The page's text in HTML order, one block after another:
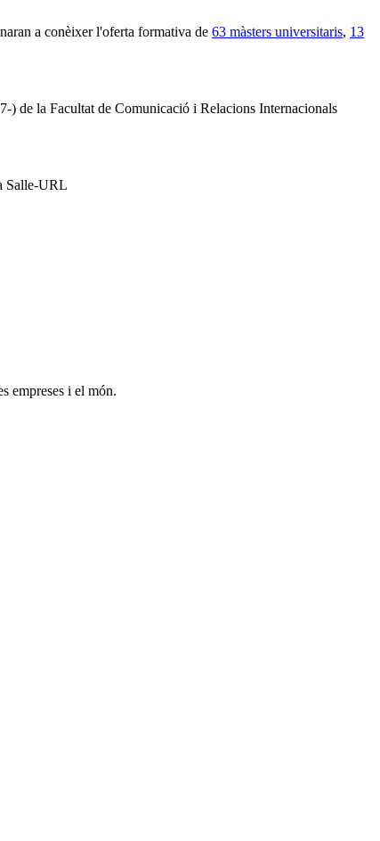
a conèixer l'oferta formativa de 63 màsters universitaris, 13
de la Facultat de Comunicació i Relacions Internacionals
Salle-URL
empreses i el món.